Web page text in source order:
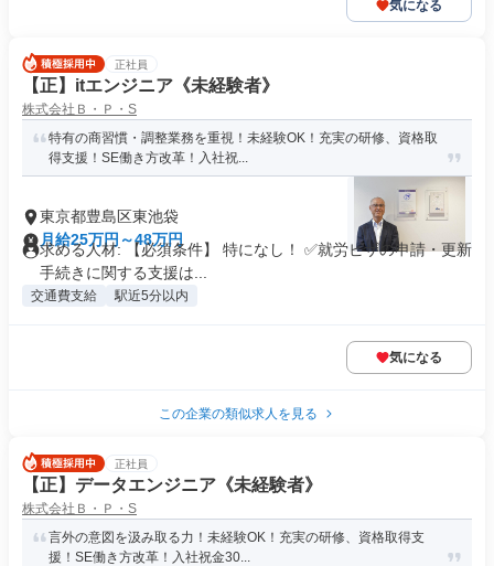
気になる
正社員
【正】itエンジニア《未経験者》
株式会社Ｂ・Ｐ・S
特有の商習慣・調整業務を重視！未経験OK！充実の研修、資格取
得支援！SE働き方改革！入社祝...
東京都豊島区東池袋
月給25万円～48万円
求める人材: 【必須条件】 特になし！ ✅就労ビザの申請・更新
手続きに関する支援は...
交通費支給 駅近5分以内
気になる
この企業の類似求人を見る
正社員
【正】データエンジニア《未経験者》
株式会社Ｂ・Ｐ・S
言外の意図を汲み取る力！未経験OK！充実の研修、資格取得支
援！SE働き方改革！入社祝金30...